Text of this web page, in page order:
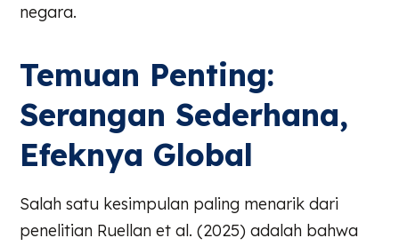
negara.
Temuan Penting:
Serangan Sederhana,
Efeknya Global
Salah satu kesimpulan paling menarik dari
penelitian Ruellan et al. (2025) adalah bahwa